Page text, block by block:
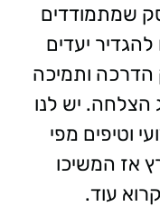
שמתמודדים
יעדים
הדרכה ותמיכה
הצלחה. יש לנו
וטיפים מפי
אז המשיכו
עוד.